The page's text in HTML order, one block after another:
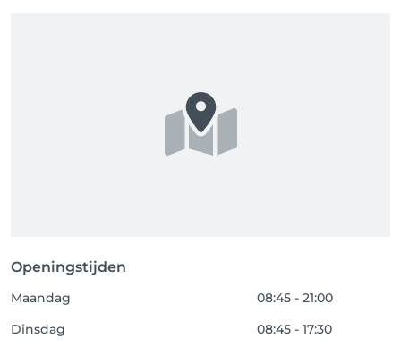
Openingstijden
Maandag
08:45 - 21:00
Dinsdag
08:45 - 17:30